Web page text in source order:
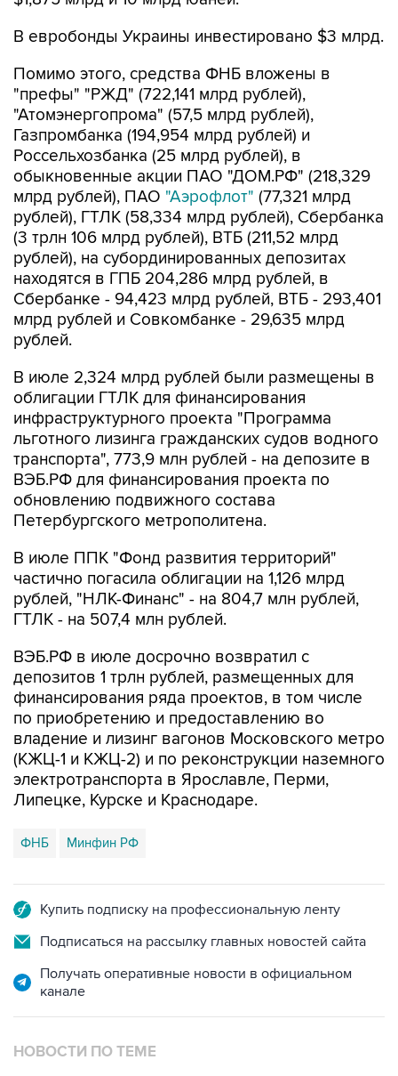
В евробонды Украины инвестировано $3 млрд.
Помимо этого, средства ФНБ вложены в
"префы" "РЖД" (722,141 млрд рублей),
"Атомэнергопрома" (57,5 млрд рублей),
Газпромбанка (194,954 млрд рублей) и
Россельхозбанка (25 млрд рублей), в
обыкновенные акции ПАО "ДОМ.РФ" (218,329
млрд рублей), ПАО "Аэрофлот" (77,321 млрд
рублей), ГТЛК (58,334 млрд рублей), Сбербанка
(3 трлн 106 млрд рублей), ВТБ (211,52 млрд
рублей), на субординированных депозитах
находятся в ГПБ 204,286 млрд рублей, в
Сбербанке - 94,423 млрд рублей, ВТБ - 293,401
млрд рублей и Совкомбанке - 29,635 млрд
рублей.
В июле 2,324 млрд рублей были размещены в
облигации ГТЛК для финансирования
инфраструктурного проекта "Программа
льготного лизинга гражданских судов водного
транспорта", 773,9 млн рублей - на депозите в
ВЭБ.РФ для финансирования проекта по
обновлению подвижного состава
Петербургского метрополитена.
В июле ППК "Фонд развития территорий"
частично погасила облигации на 1,126 млрд
рублей, "НЛК-Финанс" - на 804,7 млн рублей,
ГТЛК - на 507,4 млн рублей.
ВЭБ.РФ в июле досрочно возвратил с
депозитов 1 трлн рублей, размещенных для
финансирования ряда проектов, в том числе
по приобретению и предоставлению во
владение и лизинг вагонов Московского метро
(КЖЦ-1 и КЖЦ-2) и по реконструкции наземного
электротранспорта в Ярославле, Перми,
Липецке, Курске и Краснодаре.
ФНБ Минфин РФ
Купить подписку на профессиональную ленту
Подписаться на рассылку главных новостей сайта
Получать оперативные новости в официальном
канале
НОВОСТИ ПО ТЕМЕ